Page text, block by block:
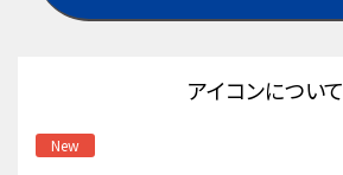
アイコンについて
New